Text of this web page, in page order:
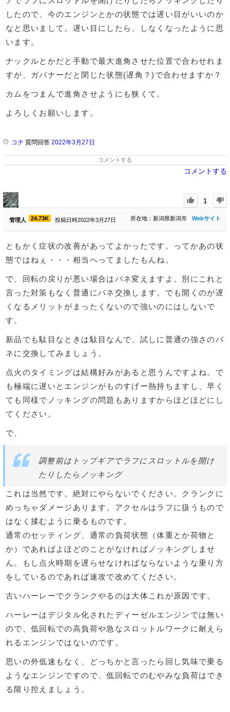
したので、今のエンジンとかの状態では遅い目がいいのか
なと思いまして。遅い目にしたら、しなくなったように思
います。
ナックルとかだと手動で最大進角させた位置で合わせれま
すが、ガバナーだと閉じた状態(遅角？)で合わせますか？
カムをつまんで進角させようにも狭くて。
よろしくお願いします。
コチ 質問回答 2022年3月27日
コメントする
コメントする
1
管理人 24.73K 投稿日時2022年3月27日 Webサイト
所在地：新潟県新潟市
ともかく症状の改善があってよかったです。ってかあの状
態ではねぇ・・・相当へってましたもんね。
で、回転の戻りが悪い場合はバネ変えますよ。別にこれと
言った対策もなく普通にバネ交換します。でも開くのが遅
くなるメリットがまったくないので強いのにはしないで
す。
新品でも駄目なときは駄目なんで、試しに普通の強さのバ
ネに交換してみましょう。
点火のタイミングは結構好みがあると思うんですよね。で
も極端に遅いとエンジンがものすげー熱持ちますし、早く
ても同様でノッキングの問題もありますからほどほどにし
てください。
で、
調整前はトップギアでラフにスロットルを開け
たりしたらノッキング
これは当然です。絶対にやらないでください。クランクに
めっちゃダメージあります。アクセルはラフに扱うもので
はなく揉むように乗るものです。
通常のセッティング、通常の負荷状態（体重とか荷物と
か）であればよほどのことがなければノッキングしませ
ん。もし点火時期を遅らせなければならないような乗り方
をしているのであれば速攻で改めてください。
古いハーレーでクランクやるのは大体これが原因です。
ハーレーはデジタル化されたディーゼルエンジンでは無い
ので、低回転での高負荷や急なスロットルワークに耐えら
れるエンジンではないのです。
思いの外低速もなく、どっちかと言ったら回し気味で乗る
ようなエンジンですので、低回転でのむやみな負荷はでき
る限り控えましょう。